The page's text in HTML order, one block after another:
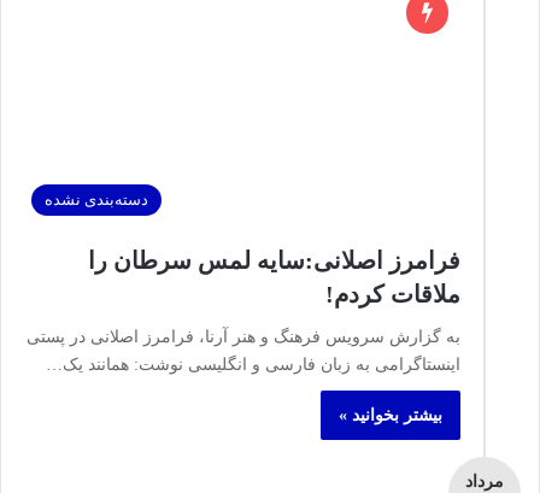
دسته‌بندی نشده
فرامرز اصلانی:سایه لمس سرطان را
ملاقات کردم!
به گزارش سرویس فرهنگ و هنر آرنا، فرامرز اصلانی در پستی
اینستاگرامی به زبان فارسی و انگلیسی نوشت: همانند یک…
بیشتر بخوانید »
مرداد